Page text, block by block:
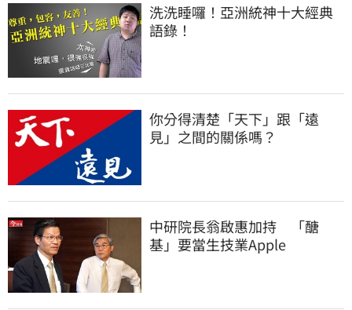
洗洗睡囉！亞洲統神十大經典
語錄！
你分得清楚「天下」跟「遠
見」之間的關係嗎？
中研院長翁啟惠加持 「醣
基」要當生技業Apple